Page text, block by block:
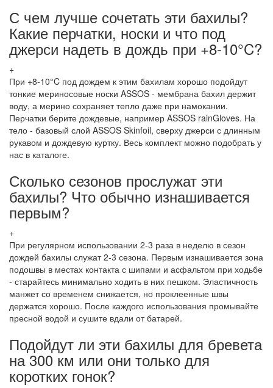
С чем лучше сочетать эти бахилы?
Какие перчатки, носки и что под
джерси надеть в дождь при +8-10°C?
+
При +8-10°C под дождем к этим бахилам хорошо подойдут
тонкие мериносовые носки ASSOS - мембрана бахил держит
воду, а мерино сохраняет тепло даже при намокании.
Перчатки берите дождевые, например ASSOS rainGloves. На
тело - базовый слой ASSOS Skinfoil, сверху джерси с длинным
рукавом и дождевую куртку. Весь комплект можно подобрать у
нас в каталоге.
Сколько сезонов прослужат эти
бахилы? Что обычно изнашивается
первым?
+
При регулярном использовании 2-3 раза в неделю в сезон
дождей бахилы служат 2-3 сезона. Первым изнашивается зона
подошвы в местах контакта с шипами и асфальтом при ходьбе
- старайтесь минимально ходить в них пешком. Эластичность
манжет со временем снижается, но проклеенные швы
держатся хорошо. После каждого использования промывайте
пресной водой и сушите вдали от батарей.
Подойдут ли эти бахилы для бревета
на 300 км или они только для
коротких гонок?